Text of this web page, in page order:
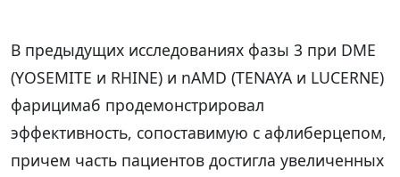
В предыдущих исследованиях фазы 3 при DME
(YOSEMITE и RHINE) и nAMD (TENAYA и LUCERNE)
фарицимаб продемонстрировал
эффективность, сопоставимую с афлиберцепом,
причем часть пациентов достигла увеличенных